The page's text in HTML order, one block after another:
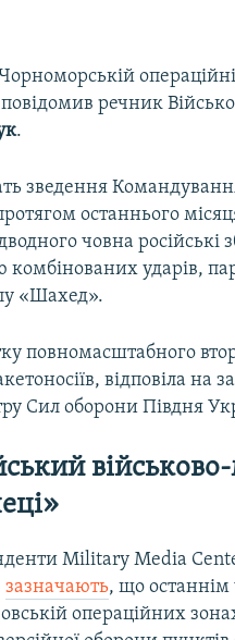
речник
.
зведення
останнього
човна російські
комбінованих ударів,
«Шахед».
повномасштабного
відповіла на
Сил оборони Півдня
Military Media
зазначають, що останнім
операційних